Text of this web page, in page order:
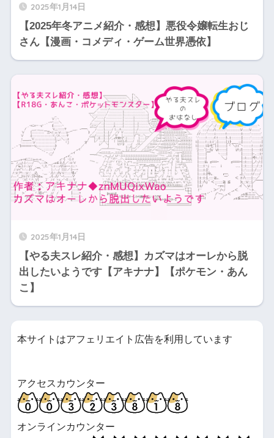
2025年1月14日
【2025年冬アニメ紹介・感想】悪役令嬢転生おじ
さん【漫画・コメディ・ゲーム世界憑依】
2025年1月14日
【やる夫スレ紹介・感想】カズマはオーレから脱
出したいようです【アキナナ】【ポケモン・あん
こ】
本サイトはアフェリエイト広告を利用しています
アクセスカウンター
オンラインカウンター